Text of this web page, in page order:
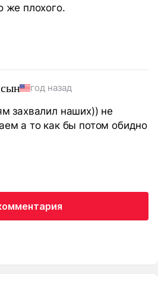
же плохого.
год назад
захвалил наших)) не
а то как бы потом обидно